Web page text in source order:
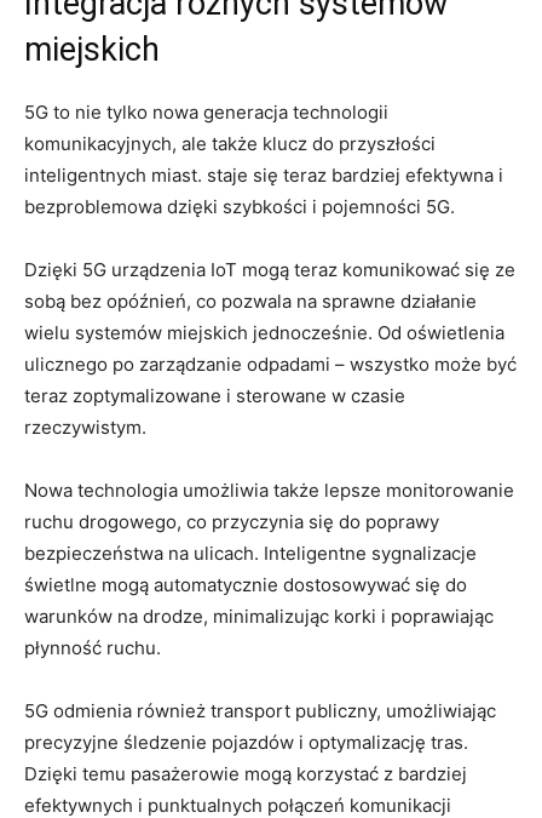
miejskich
5G to nie ‌tylko nowa ​generacja technologii
komunikacyjnych, ale‍ także klucz do przyszłości
inteligentnych miast. ‌staje się teraz bardziej efektywna i
bezproblemowa dzięki szybkości ⁤i ⁣pojemności 5G.
Dzięki 5G urządzenia ‌IoT mogą teraz komunikować​ się ze‌
sobą bez opóźnień, co pozwala na ⁣sprawne działanie
wielu systemów miejskich jednocześnie. Od oświetlenia
ulicznego⁢ po zarządzanie odpadami – wszystko może być
teraz zoptymalizowane ‍i sterowane w czasie
rzeczywistym.
Nowa technologia umożliwia także‍ lepsze​ monitorowanie
ruchu drogowego, co przyczynia się ‌do poprawy ​
bezpieczeństwa na ⁢ulicach.⁤ Inteligentne sygnalizacje
świetlne mogą automatycznie dostosowywać się do
warunków na drodze, minimalizując korki ⁣i poprawiając
płynność ruchu.
5G ‍odmienia również transport publiczny, umożliwiając
precyzyjne śledzenie pojazdów i ‌optymalizację tras.
Dzięki temu pasażerowie mogą korzystać z bardziej‌
efektywnych i‌ punktualnych połączeń komunikacji